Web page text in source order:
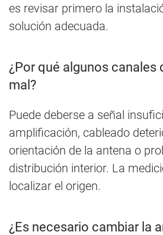
es revisar primero la
solución adecuada.
¿Por qué algunos canales
mal?
Puede deberse a señal
amplificación, cableado
orientación de la antena o
distribución interior. La
localizar el origen.
¿Es necesario cambiar la